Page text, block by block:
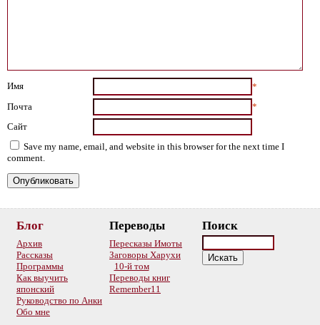
Имя
*
Почта
*
Сайт
Save my name, email, and website in this browser for the next time I
comment.
Блог
Архив
Рассказы
Программы
Как выучить
японский
Руководство по Анки
Обо мне
Переводы
Пересказы Имоты
Заговоры Харухи
10-й том
Переводы книг
Remember11
Поиск